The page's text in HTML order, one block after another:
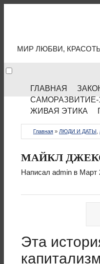
МИР ЛЮБВИ,
ГЛАВНАЯ
САМОРАЗВИТИЕ-
ЖИВАЯ ЭТИКА
Главная » ЛЮДИ И ДАТЫ
МАЙКЛ
Написал admin в Март
Эта